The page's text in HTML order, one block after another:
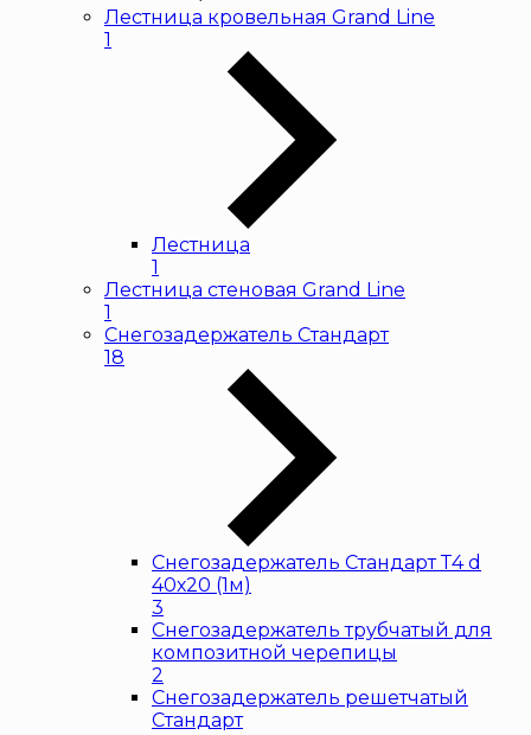
Лестница кровельная Grand Line
1
Лестница
1
Лестница стеновая Grand Line
1
Снегозадержатель Стандарт
18
Снегозадержатель Стандарт Т4 d
40х20 (1м)
3
Снегозадержатель трубчатый для
композитной черепицы
2
Снегозадержатель решетчатый
Стандарт